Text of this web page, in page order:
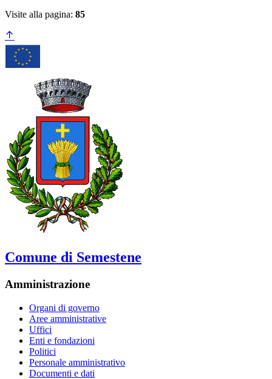
Visite alla pagina: 85
Comune di Semestene
Amministrazione
Organi di governo
Aree amministrative
Uffici
Enti e fondazioni
Politici
Personale amministrativo
Documenti e dati